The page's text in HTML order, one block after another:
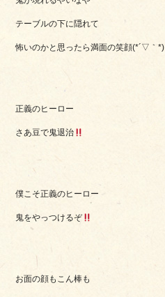
テーブルの下に隠れて
怖いのかと思ったら満面の笑顔(*´▽｀*)
正義のヒーロー
さあ豆で鬼退治
僕こそ正義のヒーロー
鬼をやっつけるぞ
お面の顔もこん棒も